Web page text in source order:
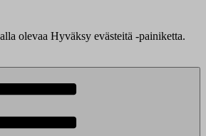
olevaa Hyväksy evästeitä -painiketta.